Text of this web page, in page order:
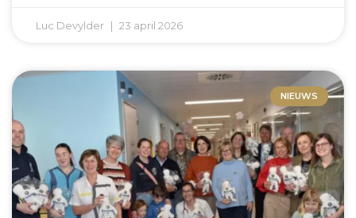
Luc Devylder 23 april 2026
NIEUWS